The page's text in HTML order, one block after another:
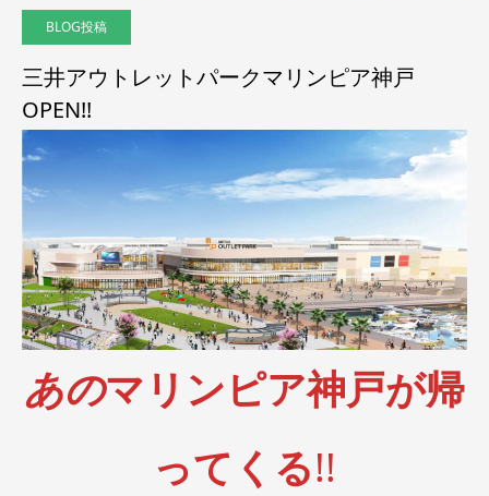
BLOG投稿
三井アウトレットパークマリンピア神戸
OPEN!!
あのマリンピア神戸が帰
ってくる!!